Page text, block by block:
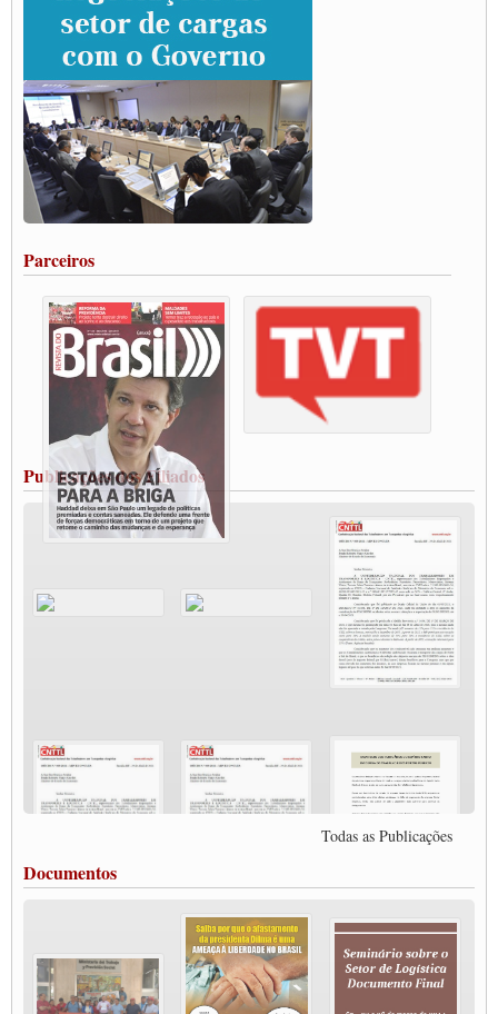
Paulinho e Litti debatem política global para transporte rodoviário de cargas na
SUTCRA no Uruguai
Grande Conquista da Categoria transporte de Cargas e Caminhoneiros Autonomos
ENCONTRO INTERNACIONAL EM APOIO A CLASSE TRABALHADORA
DO BRASIL E A ELEIÇÃO 2022
Carta às Brasileiras e aos Brasileiros em Defesa do Estado Democrático de Direito
Paulinho, presidente da CNTTL, faz balanço do 3º Congresso da CNTTL
Caminhoneiros aprovam greve a partir do 1º de novembro
Rodoviários de Feira Santana fazem Assembleia para avaliar proposta de reajuste
salarial
Vacina Já: Lockdown de 24 horas dos trabalhadores em transportes está mantido,
Condutores de Guarulhos farão greve sanitária nesta terça-feira (20)
Paralisação dos Caminhoneiros na #BR285, entrocamento que liga o Mercosul ao
Rio Grande
Caminhoneiros bloqueiam duas faixas na Castello Branco e fazem protesto
Modal-Live #13 Aumento da Violência Contra Mulher e o Adoecimento da Classe
Trabalhadora em Tempos de Pandemia
MODAL-LIVE#12 POLÍTICAS PÚBLICAS DE TRANSPORTE PARA A
CLASSE TRABALHADORA E ELEIÇÕES NA PANDEMIA
MODAL-LIVE#11 POLÍTICAS PÚBLICAS DE TRANSPORTE
JUVENTUDE DO TRANSPORTE: POR QUE DEVEMOS NOS ORGANIZAR?
Fabio Primo testa positivo para Coronavírus, mas está bem de saúde
Modal-Live#9 Quais são os direitos dos trabalhador@s que contraem a Covid-19 na
Participe da Campanha Fora Bolsonaro
CNTTL e FECOOTAC apoiam Campanha de testes de COVID-19 para
MODAL-LIVE#8 - Lideranças sindicais da CNTTL, CGTB e dos caminhoneiros
O PAPEL DA ITF E FUTAC NAS LUTAS, EMPREGO, DIREITOS EM
ESCALA GLOBAL E DA DEFESA DA VIDA
Modal-Live #6: Com participação especial do professor da Unisinos e Doutor em
Ciências da Comunicação da USP, Rafael Grohmann, que coordena uma pesquisa
MODAL-LIVE #5 IMPACTOS DA COVID-19 NO TRABALHO VIÁRIO
(15/06/2020)
MODAL-LIVE #4 A privatização da gestão portuária e a Pandemia (9/06/2020)
MODAL-LIVE #4 A privatização da gestão portuária e a Pandemia (9/06/2020)
MODAL-LIVE #3 Impactos da COVID-19 na aviação (8/06/2020)
Parceiros
Publicações dos Filiados
Todas as Publicações
Documentos